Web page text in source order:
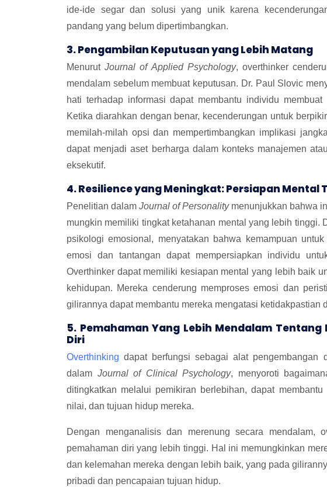
ide-ide segar dan solusi yang unik karena
pandang yang belum dipertimbangkan.
3. Pengambilan Keputusan yang Lebih Matang
MenurutJournal of Applied Psychology, overthinker
mendalam sebelum membuat keputusan. Dr. Paul Slovic
hati terhadap informasi dapat membantu individu
Ketika diarahkan dengan benar, kecenderungan untuk
memilah-milah opsi dan mempertimbangkan implikasi
dapat menjadi aset berharga dalam konteks manajemen
eksekutif.
4. Resilience yang Meningkat: Persiapan Mental
Penelitian dalam Journal of Personalitymenunjukkan bahwa
mungkin memiliki tingkat ketahanan mental yang lebih tinggi.
psikologi emosional, menyatakan bahwa kemampuan
emosi dan tantangan dapat mempersiapkan individu
Overthinker dapat memiliki kesiapan mental yang lebih baik
kehidupan. Mereka cenderung memproses emosi dan
gilirannya dapat membantu mereka mengatasi ketidakpastian
5. Pemahaman Yang Lebih Mendalam Tentang
Diri
Overthinking dapat berfungsi sebagai alat pengembangan
dalam Journal of Clinical Psychology, menyoroti
ditingkatkan melalui pemikiran berlebihan, dapat
nilai, dan tujuan hidup mereka.
Dengan menganalisis dan merenung secara mendalam,
pemahaman diri yang lebih tinggi. Hal ini memungkinkan
dan kelemahan mereka dengan lebih baik, yang pada
pribadi dan pencapaian tujuan hidup.